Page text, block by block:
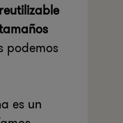
podemos
es un